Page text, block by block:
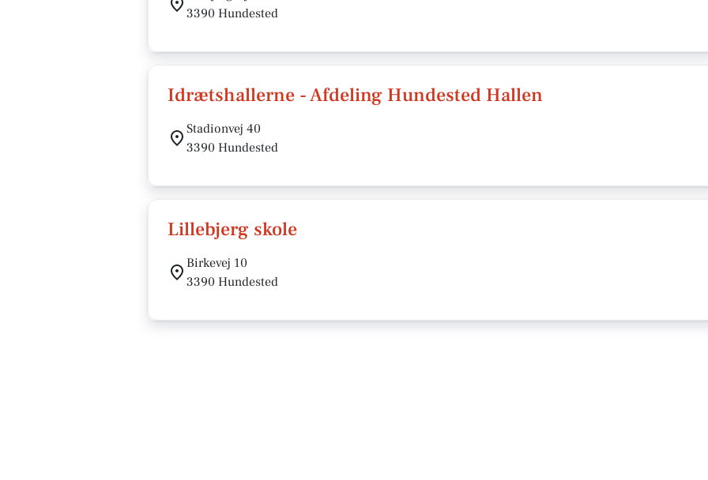
3390 Hundested
Idrætshallerne - Afdeling Hundested Hallen
Stadionvej 40
3390 Hundested
Lillebjerg skole
Birkevej 10
3390 Hundested